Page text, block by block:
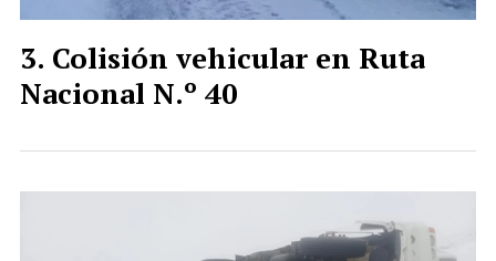
Colisión vehicular en Ruta
Nacional N.º 40